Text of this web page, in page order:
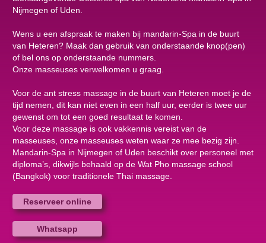
Nijmegen of Uden.
Wens u een afspraak te maken bij mandarin-Spa in de buurt
van Heteren? Maak dan gebruik van onderstaande knop(pen)
of bel ons op onderstaande nummers.
Onze masseuses verwelkomen u graag.
Voor de ant stress massage in de buurt van Heteren moet je de
tijd nemen, dit kan niet even in een half uur, eerder is twee uur
gewenst om tot een goed resultaat te komen.
Voor deze massage is ook vakkennis vereist van de
masseuses, onze masseuses weten waar ze mee bezig zijn.
Mandarin-Spa in Nijmegen of Uden beschikt over personeel met
diploma’s, dikwijls behaald op de Wat Pho massage school
(Bangkok) voor traditionele Thai massage.
Reserveer online
Whatsapp